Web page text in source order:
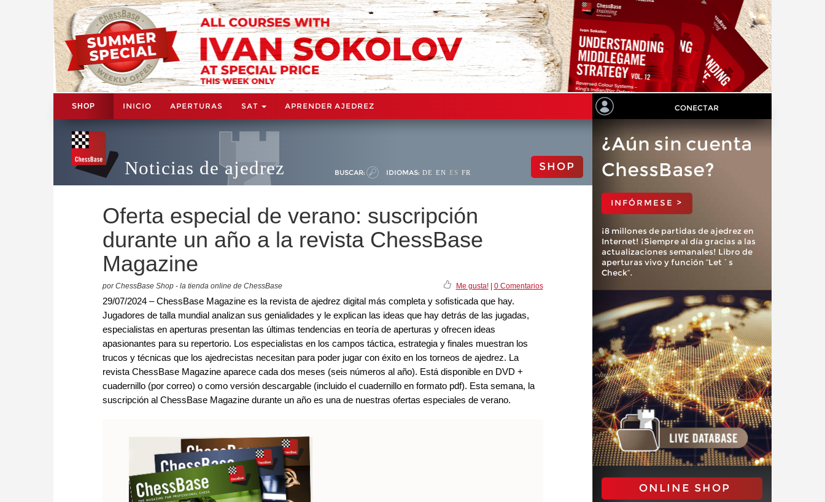
SHOP INICIO APERTURAS SAT APRENDER AJEDREZ CONECTAR
Noticias de ajedrez BUSCAR: IDIOMAS: DE EN ES FR SHOP
Oferta especial de verano: suscripción
durante un año a la revista ChessBase
Magazine
por ChessBase Shop - la tienda online de ChessBase Me gusta!| 0 Comentarios
29/07/2024 – ChessBase Magazine es la revista de ajedrez digital más completa y sofisticada que hay.
Jugadores de talla mundial analizan sus genialidades y le explican las ideas que hay detrás de las jugadas,
especialistas en aperturas presentan las últimas tendencias en teoría de aperturas y ofrecen ideas
apasionantes para su repertorio. Los especialistas en los campos táctica, estrategia y finales muestran los
trucos y técnicas que los ajedrecistas necesitan para poder jugar con éxito en los torneos de ajedrez. La
revista ChessBase Magazine aparece cada dos meses (seis números al año). Está disponible en DVD +
cuadernillo (por correo) o como versión descargable (incluido el cuadernillo en formato pdf). Esta semana, la
suscripción al ChessBase Magazine durante un año es una de nuestras ofertas especiales de verano.
¿Aún sin cuenta
ChessBase?
INFÓRMESE >
¡8 millones de partidas de ajedrez en
Internet! ¡Siempre al día gracias a las
actualizaciones semanales! Libro de
aperturas vivo y función “Let´s
Check”.
ONLINE SHOP